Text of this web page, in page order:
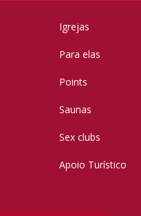
Igrejas
Para elas
Points
Saunas
Sex clubs
Apoio Turístico